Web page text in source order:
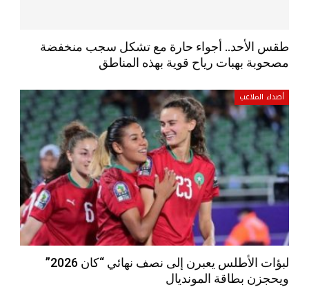
طقس الأحد.. أجواء حارة مع تشكل سجب منخفضة
مصحوبة بهبات رياح قوية بهذه المناطق
أصداء الملاعب
لبؤات الأطلس يعبرن إلى نصف نهائي “كان 2026”
ويحجزن بطاقة المونديال